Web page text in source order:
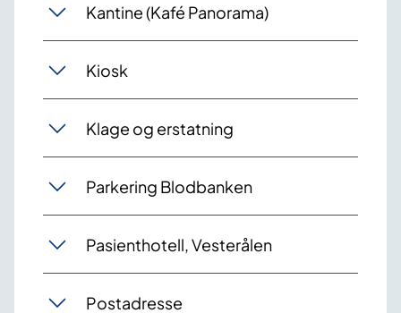
Kantine (Kafé Panorama)
Kiosk
Klage og erstatning
Parkering Blodbanken
Pasienthotell, Vesterålen
Postadresse